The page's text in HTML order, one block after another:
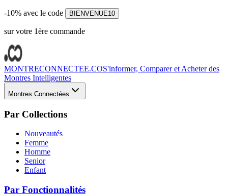
-10% avec le code BIENVENUE10
sur votre 1ère commande
MONTRECONNECTEE.COS'informer, Comparer et Acheter des
Montres Intelligentes
Montres Connectées
Par Collections
Nouveautés
Femme
Homme
Senior
Enfant
Par Fonctionnalités